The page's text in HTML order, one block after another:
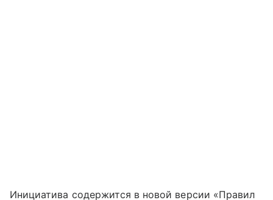
Инициатива содержится в новой версии «Правил